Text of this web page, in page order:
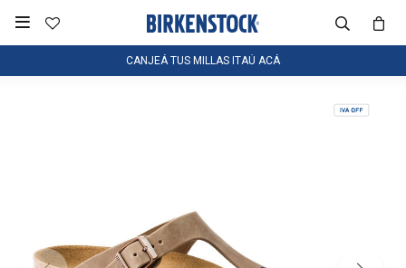

CANJEÁ TUS MILLAS ITAÚ ACÁ